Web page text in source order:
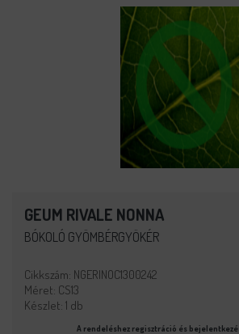
GEUM RIVALE NONNA
BÓKOLÓ GYÖMBÉRGYÖKÉR
Cikkszám: NGERINOC1300242
Méret: CS13
Készlet: 1 db
A rendeléshez regisztráció és